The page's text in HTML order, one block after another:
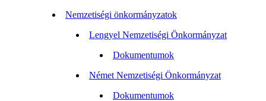
Nemzetiségi önkormányzatok
Lengyel Nemzetiségi Önkormányzat
Dokumentumok
Német Nemzetiségi Önkormányzat
Dokumentumok